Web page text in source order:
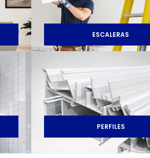
ESCALERAS
PERFILES